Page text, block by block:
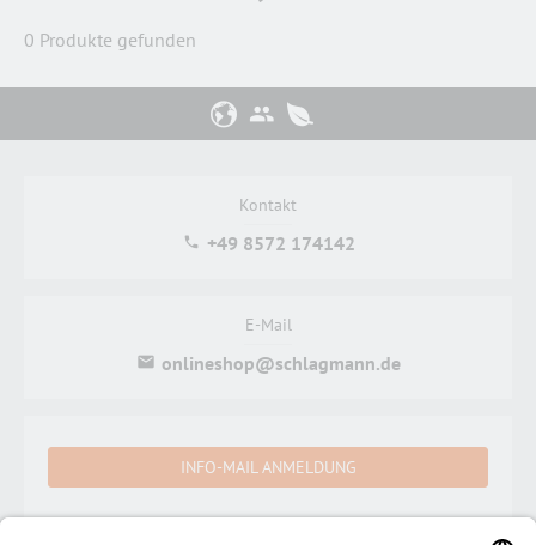
0 Produkte gefunden
Kontakt
+49 8572 174142
E-Mail
onlineshop@schlagmann.de
INFO-MAIL ANMELDUNG